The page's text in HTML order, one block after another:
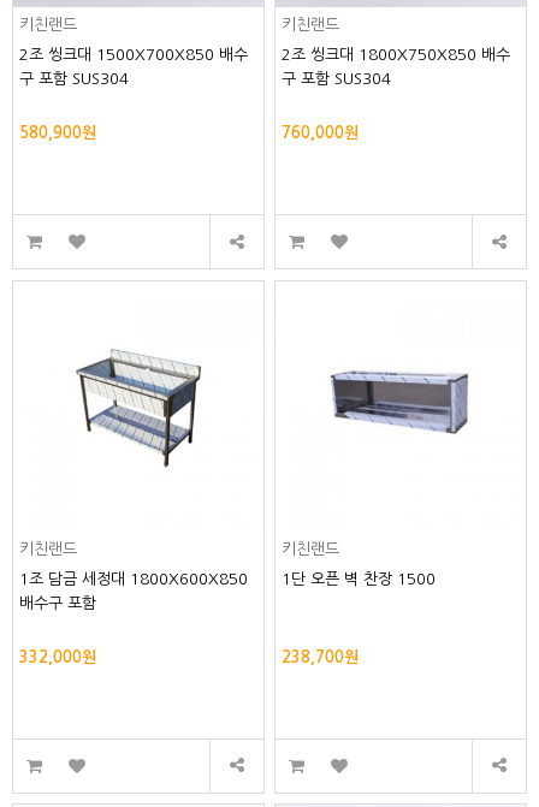
키친랜드
2조 씽크대 1500X700X850 배수
구 포함 SUS304
580,900원
키친랜드
2조 씽크대 1800X750X850 배수
구 포함 SUS304
760,000원
키친랜드
1조 담금 세정대 1800X600X850
배수구 포함
332,000원
키친랜드
1단 오픈 벽 찬장 1500
238,700원